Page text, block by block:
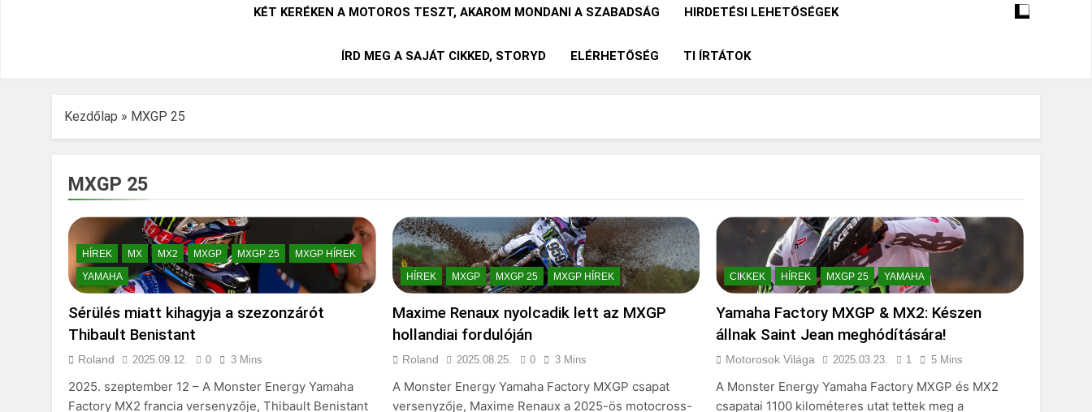
KÉT KERÉKEN A MOTOROS TESZT, AKAROM MONDANI A SZABADSÁG HIRDETÉSI LEHETŐSÉGEK
ÍRD MEG A SAJÁT CIKKED, STORYD ELÉRHETŐSÉG TI ÍRTÁTOK
Kezdőlap » MXGP 25
MXGP 25
HÍREK MX MX2 MXGP MXGP 25
MXGP HÍREK
YAMAHA
Sérülés miatt kihagyja a szezonzárót
Thibault Benistant
Roland 2025.09.12. 0 3 Mins
2025. szeptember 12 – A Monster Energy Yamaha
Factory MX2 francia versenyzője, Thibault Benistant
HÍREK MXGP MXGP 25 MXGP HÍREK
Maxime Renaux nyolcadik lett az MXGP
hollandiai fordulóján
Roland 2025.08.25. 0 3 Mins
A Monster Energy Yamaha Factory MXGP csapat
versenyzője, Maxime Renaux a 2025-ös motocross-
CIKKEK HÍREK MXGP 25 YAMAHA
Yamaha Factory MXGP & MX2: Készen
állnak Saint Jean meghódítására!
Motorosok Világa 2025.03.23. 1 5 Mins
A Monster Energy Yamaha Factory MXGP és MX2
csapatai 1100 kilométeres utat tettek meg a